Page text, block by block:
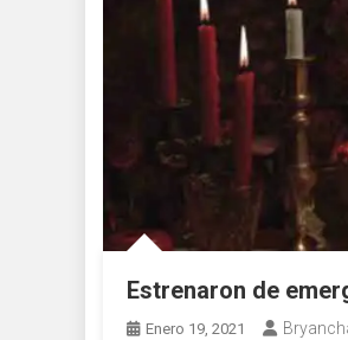
Estrenaron de
Enero 19, 2021